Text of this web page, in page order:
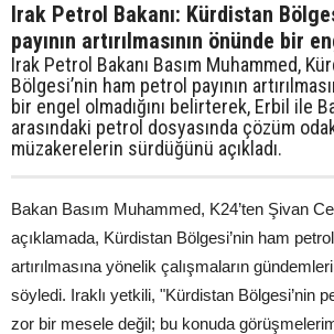
Irak Petrol Bakanı: Kürdistan
payının artırılmasının önünde bir
Irak Petrol Bakanı Basım Muhammed,
Bölgesi’nin ham petrol payının
bir engel olmadığını belirterek, Erbil ile
arasındaki petrol dosyasında çözüm
müzakerelerin sürdüğünü açıkladı.
Bakan Basım Muhammed, K24’ten Şivan
açıklamada, Kürdistan Bölgesi’nin ham petrol
artırılmasına yönelik çalışmaların
söyledi. Iraklı yetkili, "Kürdistan Bölgesi’nin
zor bir mesele değil; bu konuda